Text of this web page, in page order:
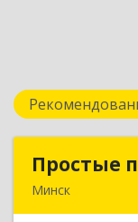
Простые
Минск